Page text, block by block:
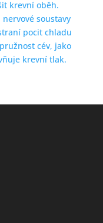
krevní oběh.
soustavy
pocit chladu
cév, jako
krevní tlak.